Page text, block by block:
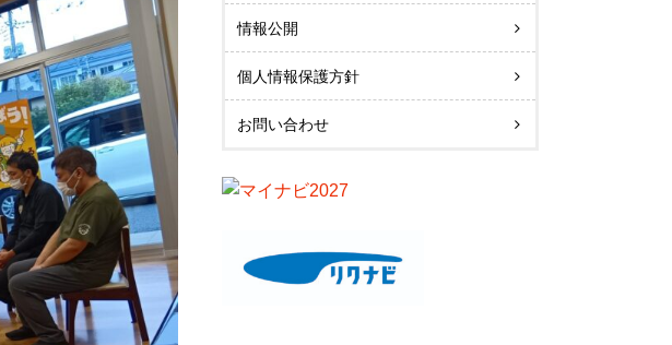
情報公開
個人情報保護方針
お問い合わせ